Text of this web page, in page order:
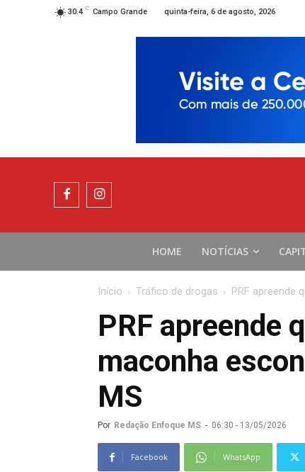
30.4 C Campo Grande quinta-feira, 6 de agosto, 2026
HOME NOTÍCIAS
Início Tráfico de drogas PRF apreende
PRF apreende
maconha
MS
Por Redação Enfoque MS - 06:30 - 13/05/2026
Facebook WhatsApp